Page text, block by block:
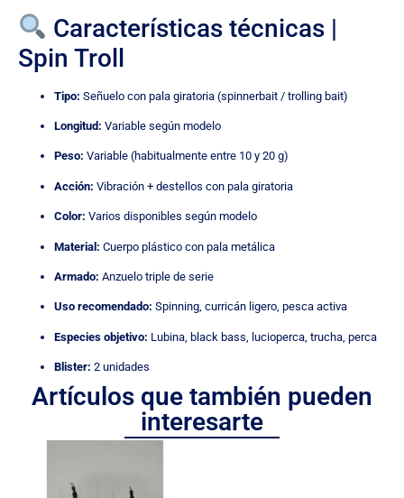
Características técnicas |
Spin Troll
Tipo: Señuelo con pala giratoria (spinnerbait / trolling bait)
Longitud: Variable según modelo
Peso: Variable (habitualmente entre 10 y 20 g)
Acción: Vibración + destellos con pala giratoria
Color: Varios disponibles según modelo
Material: Cuerpo plástico con pala metálica
Armado: Anzuelo triple de serie
Uso recomendado: Spinning, curricán ligero, pesca activa
Especies objetivo: Lubina, black bass, lucioperca, trucha, perca
Blister: 2 unidades
Artículos que también pueden
interesarte